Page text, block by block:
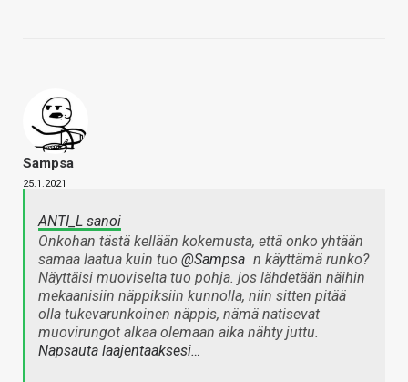
Sampsa
25.1.2021
ANTI_L sanoi
Onkohan tästä kellään kokemusta, että onko yhtään
samaa laatua kuin tuo @Sampsa n käyttämä runko?
Näyttäisi muoviselta tuo pohja. jos lähdetään näihin
mekaanisiin näppiksiin kunnolla, niin sitten pitää
olla tukevarunkoinen näppis, nämä natisevat
muovirungot alkaa olemaan aika nähty juttu.
Napsauta laajentaaksesi…